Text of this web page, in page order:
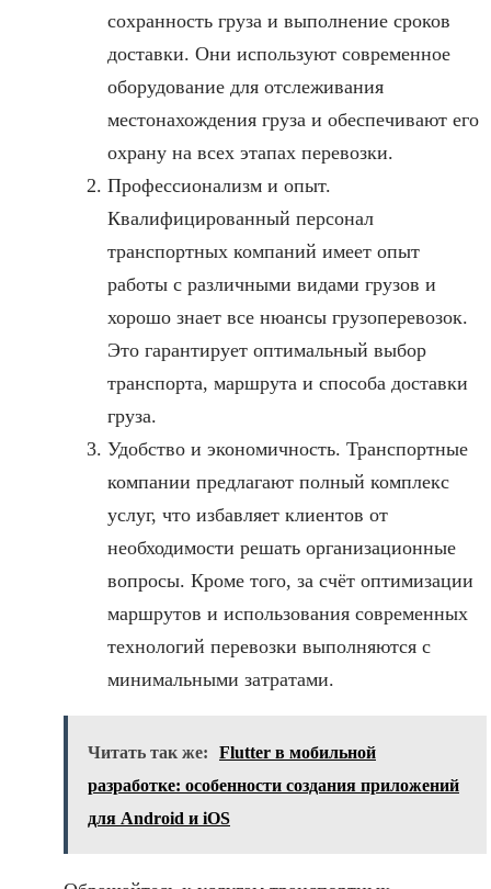
сохранность груза и выполнение сроков
доставки. Они используют современное
оборудование для отслеживания
местонахождения груза и обеспечивают его
охрану на всех этапах перевозки.
Профессионализм и опыт.
Квалифицированный персонал
транспортных компаний имеет опыт
работы с различными видами грузов и
хорошо знает все нюансы грузоперевозок.
Это гарантирует оптимальный выбор
транспорта, маршрута и способа доставки
груза.
Удобство и экономичность. Транспортные
компании предлагают полный комплекс
услуг, что избавляет клиентов от
необходимости решать организационные
вопросы. Кроме того, за счёт оптимизации
маршрутов и использования современных
технологий перевозки выполняются с
минимальными затратами.
Читать так же:
Flutter в мобильной
разработке: особенности создания приложений
для Android и iOS